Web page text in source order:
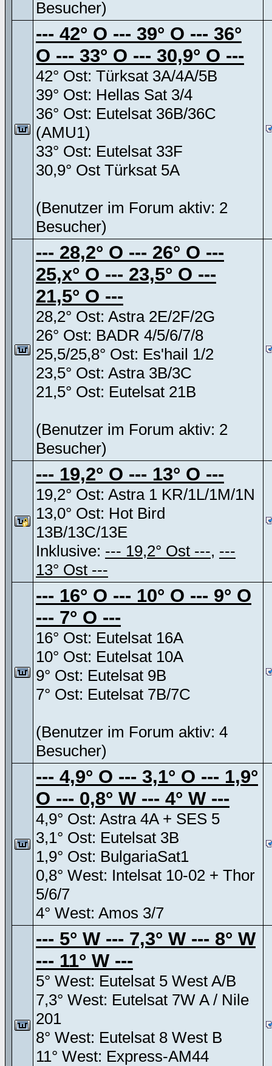
Besucher)
--- 42° O --- 39° O --- 36°
O --- 33° O --- 30,9° O ---
42° Ost: Türksat 3A/4A/5B
39° Ost: Hellas Sat 3/4
36° Ost: Eutelsat 36B/36C
(AMU1)
33° Ost: Eutelsat 33F
30,9° Ost Türksat 5A
(Benutzer im Forum aktiv: 2
Besucher)
--- 28,2° O --- 26° O ---
25,x° O --- 23,5° O ---
21,5° O ---
28,2° Ost: Astra 2E/2F/2G
26° Ost: BADR 4/5/6/7/8
25,5/25,8° Ost: Es'hail 1/2
23,5° Ost: Astra 3B/3C
21,5° Ost: Eutelsat 21B
(Benutzer im Forum aktiv: 2
Besucher)
--- 19,2° O --- 13° O ---
19,2° Ost: Astra 1 KR/1L/1M/1N
13,0° Ost: Hot Bird
13B/13C/13E
Inklusive: --- 19,2° Ost ---, ---
13° Ost ---
--- 16° O --- 10° O --- 9° O
--- 7° O ---
16° Ost: Eutelsat 16A
10° Ost: Eutelsat 10A
9° Ost: Eutelsat 9B
7° Ost: Eutelsat 7B/7C
(Benutzer im Forum aktiv: 4
Besucher)
--- 4,9° O --- 3,1° O --- 1,9°
O --- 0,8° W --- 4° W ---
4,9° Ost: Astra 4A + SES 5
3,1° Ost: Eutelsat 3B
1,9° Ost: BulgariaSat1
0,8° West: Intelsat 10-02 + Thor
5/6/7
4° West: Amos 3/7
--- 5° W --- 7,3° W --- 8° W
--- 11° W ---
5° West: Eutelsat 5 West A/B
7,3° West: Eutelsat 7W A / Nile
201
8° West: Eutelsat 8 West B
11° West: Express-AM44